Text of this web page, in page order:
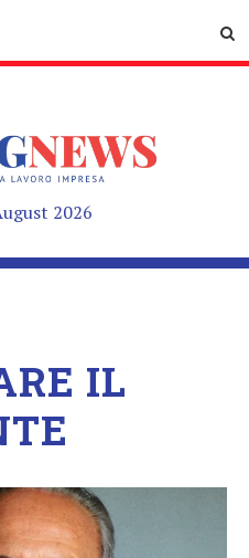
2026
IL